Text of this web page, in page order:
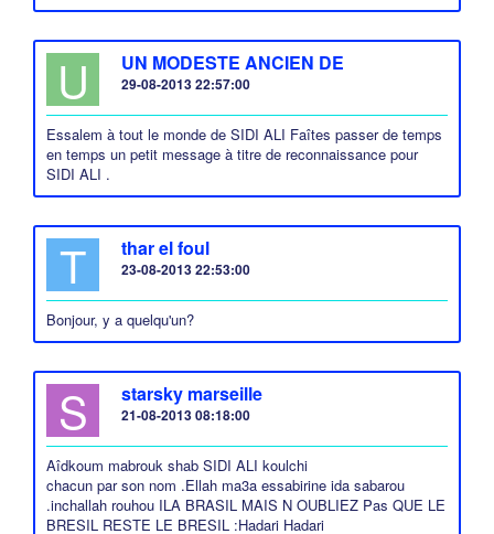
U UN MODESTE ANCIEN DE
29-08-2013 22:57:00
Essalem à tout le monde de SIDI ALI Faîtes passer de temps
en temps un petit message à titre de reconnaissance pour
SIDI ALI .
T thar el foul
23-08-2013 22:53:00
Bonjour, y a quelqu'un?
S starsky marseille
21-08-2013 08:18:00
Aîdkoum mabrouk shab SIDI ALI koulchi
chacun par son nom .Ellah ma3a essabirine ida sabarou
.inchallah rouhou ILA BRASIL MAIS N OUBLIEZ Pas QUE LE
BRESIL RESTE LE BRESIL :Hadari Hadari